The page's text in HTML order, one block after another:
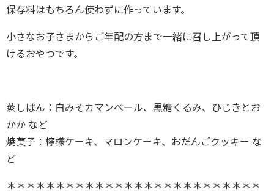
保存料はもちろん使わずに作っています。
小さなお子さまからご年配の方まで一緒に召し上がって頂
けるおやつです。
蒸しぱん：白みそカマンベール、黒糖くるみ、ひじきとお
かか など
焼菓子：檸檬ケーキ、マロンケーキ、おだんごクッキー な
ど
＊＊＊＊＊＊＊＊＊＊＊＊＊＊＊＊＊＊＊＊＊＊＊＊＊＊